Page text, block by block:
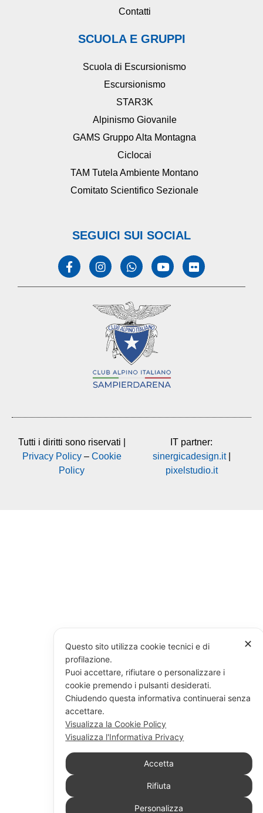
Contatti
SCUOLA E GRUPPI
Scuola di Escursionismo
Escursionismo
STAR3K
Alpinismo Giovanile
GAMS Gruppo Alta Montagna
Ciclocai
TAM Tutela Ambiente Montano
Comitato Scientifico Sezionale
SEGUICI SUI SOCIAL
Tutti i diritti sono riservati |
Privacy Policy– Cookie
Policy
IT partner:
sinergicadesign.it|
pixelstudio.it
✕
Questo sito utilizza cookie tecnici e di
profilazione.
Puoi accettare, rifiutare o personalizzare i
cookie premendo i pulsanti desiderati.
Chiudendo questa informativa continuerai senza
accettare.
Visualizza la Cookie Policy
Visualizza l'Informativa Privacy
Accetta
Rifiuta
Personalizza